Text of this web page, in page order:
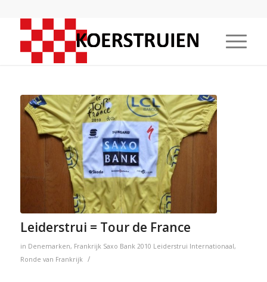
Leiderstrui = Tour de France
in Denemarken, Frankrijk Saxo Bank 2010 Leiderstrui Internationaal,
Ronde van Frankrijk
/